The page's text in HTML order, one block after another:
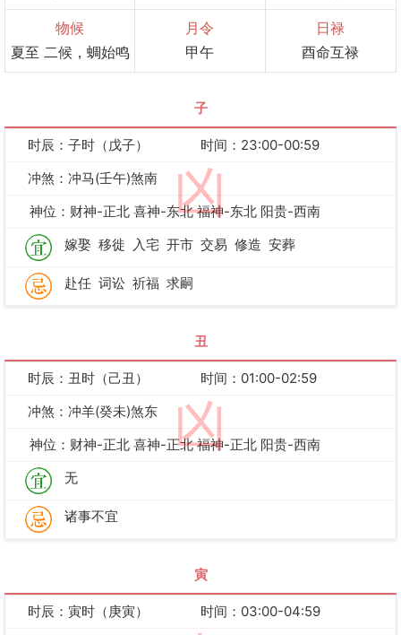
物候
夏至 二候，蜩始鸣
月令
甲午
日禄
酉命互禄
子
凶
时辰：子时（戊子）
时间：23:00-00:59
冲煞：冲马(壬午)煞南
神位：财神-正北 喜神-东北 福神-东北 阳贵-西南
嫁娶 移徙 入宅 开市 交易 修造 安葬
赴任 词讼 祈福 求嗣
丑
凶
时辰：丑时（己丑）
时间：01:00-02:59
冲煞：冲羊(癸未)煞东
神位：财神-正北 喜神-正北 福神-正北 阳贵-西南
无
诸事不宜
寅
时辰：寅时（庚寅） 时间：03:00-04:59